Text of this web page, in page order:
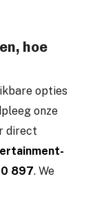
hoe
opties
onze
direct
897. We